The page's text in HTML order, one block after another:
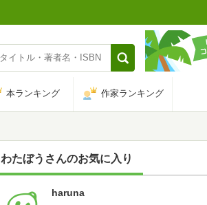
本ランキング 作家ランキング
わたぼう さんのお気に入り
90 haruna